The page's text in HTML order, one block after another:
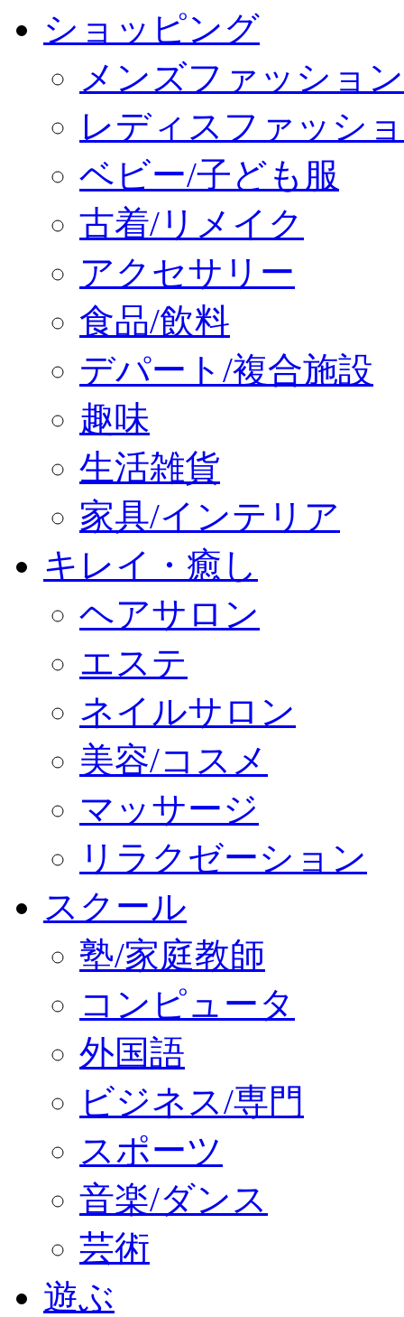
ショッピング
メンズファッション
レディスファッシ
ベビー/子ども服
古着/リメイク
アクセサリー
食品/飲料
デパート/複合施設
趣味
生活雑貨
家具/インテリア
キレイ・癒し
ヘアサロン
エステ
ネイルサロン
美容/コスメ
マッサージ
リラクゼーション
スクール
塾/家庭教師
コンピュータ
外国語
ビジネス/専門
スポーツ
音楽/ダンス
芸術
遊ぶ